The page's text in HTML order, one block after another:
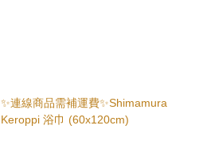
✨連線商品需補運費✨Shimamura
Keroppi 浴巾 (60x120cm)